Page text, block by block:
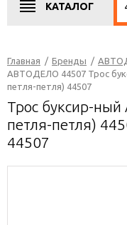
КАТАЛОГ
Главная / Бренды /
АВТОДЕЛО 44507 Трос
петля-петля) 44507
Трос буксир-ный
петля-петля)
44507